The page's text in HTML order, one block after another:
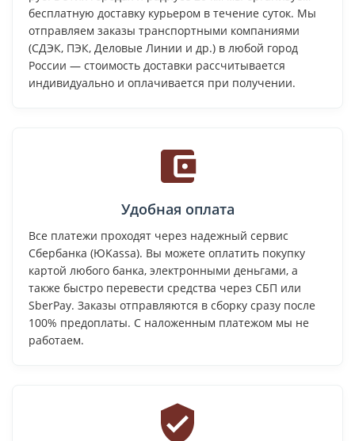
бесплатную доставку курьером в течение суток. Мы
отправляем заказы транспортными компаниями
(СДЭК, ПЭК, Деловые Линии и др.) в любой город
России — стоимость доставки рассчитывается
индивидуально и оплачивается при получении.
Удобная оплата
Все платежи проходят через надежный сервис
Сбербанка (ЮKassa). Вы можете оплатить покупку
картой любого банка, электронными деньгами, а
также быстро перевести средства через СБП или
SberPay. Заказы отправляются в сборку сразу после
100% предоплаты. С наложенным платежом мы не
работаем.